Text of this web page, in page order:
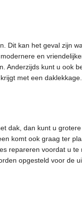
Dit kan het geval zijn
en
Anderzijds kunt u ook
met een
dak, dan kunt u
komt ook graag ter
repareren voordat u
opgesteld voor de